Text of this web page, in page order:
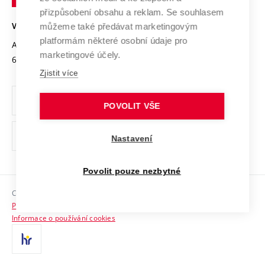
Open Science
Projekty
Projekty ze strukturálních fondů
Specifický výzkum
Univerzitní sítě
Bezpečná univerzita
Vyznamenání
Organizační struktura
Ochrana osobních údajů
odkaz)
Sociální bezpečí
HR Award
Kontakty
VYSOKÉ UČENÍ TECHNICKÉ V BRNĚ
Antonínská 548/1
602 00 Brno
www.vut.cz
vut@vutbr.cz
Copyright © 2026 VUT
Prohlášení o přístupnosti
Informace o používání cookies
přizpůsobení obsahu a reklam. Se souhlasem
můžeme také předávat marketingovým
platformám některé osobní údaje pro
marketingové účely.
Zjistit více
POVOLIT VŠE
Nastavení
Povolit pouze nezbytné